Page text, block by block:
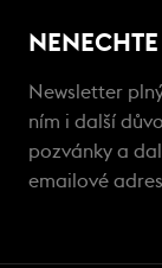
Newsletter
ním i další
pozvánky a
emailové